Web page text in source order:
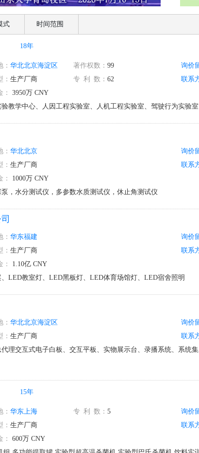
式 时间范围
18年
： 华北北京海淀区
生产厂商
3950万 CNY
著作权数： 99
专 利 数： 62
询价
联系
教学中心、人因工程实验室、人机工程实验室、驾驶行为实验
： 华北北京
生产厂商
1000万 CNY
询价
联系
，水分测试仪，多参数水质测试仪，休止角测试仪
： 华东福建
生产厂商
1.10亿 CNY
询价
联系
LED教室灯、LED黑板灯、LED体育场馆灯、LED宿舍照明
： 华北北京海淀区
生产厂商
询价
联系
理交互式电子白板、交互平板、实物展示台、录播系统、系统
15年
： 华东上海
生产厂商
600万 CNY
专 利 数： 5
询价
联系